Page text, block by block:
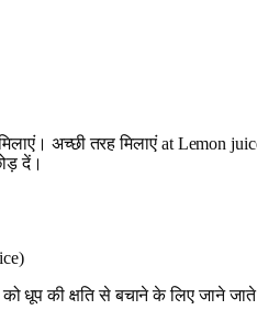
अच्छी तरह मिलाएं at Lemon
दें।
धूप की क्षति से बचाने के लिए जाने